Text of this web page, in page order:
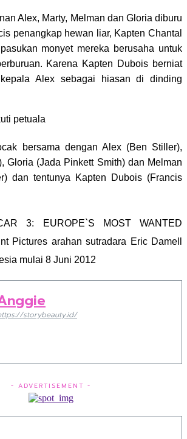
Alex, Marty, Melman dan Gloria diburu
penangkap hewan liar, Kapten Chantal
monyet mereka berusaha untuk
Karena Kapten Dubois berniat
Alex sebagai hiasan di dinding
petuala
bersama dengan Alex (Ben Stiller),
Gloria (Jada Pinkett Smith) dan Melman
dan tentunya Kapten Dubois (Francis
3: EUROPE`S MOST WANTED
Pictures arahan sutradara Eric Damell
mulai 8 Juni 2012
storybeauty.id/
- ADVERTISEMENT -